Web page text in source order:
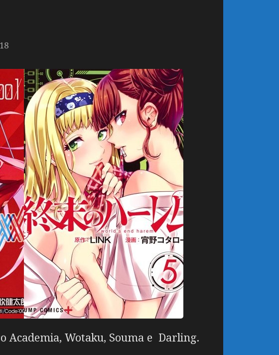
Academia, Wotaku, Souma e Darling.